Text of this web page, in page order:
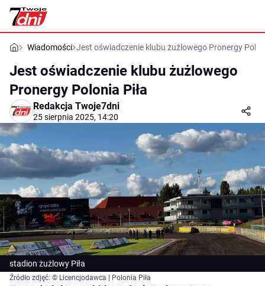
Wiadomości Jest oświadczenie klubu żużlowego Pronergy
Jest oświadczenie klubu żużlowego
Pronergy Polonia Piła
Redakcja Twoje7dni
25 sierpnia 2025, 14:20
stadion żużlowy Piła
Źródło zdjęć: © Licencjodawca | Polonia Piła